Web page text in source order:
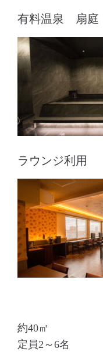
有料温泉 扇庭
ラウンジ利用
約40㎡
定員2～6名